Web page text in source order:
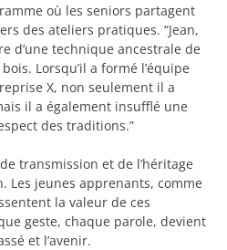
où les seniors partagent
des ateliers pratiques. “Jean,
d’une technique ancestrale de
Lorsqu’il a formé l’équipe
X, non seulement il a
il a également insufflé une
des traditions.”
transmission et de l’héritage
Les jeunes apprenants, comme
la valeur de ces
geste, chaque parole, devient
et l’avenir.